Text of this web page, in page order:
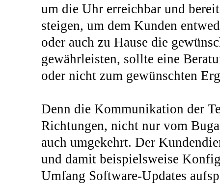
um die Uhr erreichbar und
steigen, um dem Kunden
oder auch zu Hause die
gewährleisten, sollte eine
oder nicht zum gewünschten
Denn die Kommunikation der
Richtungen, nicht nur vom
auch umgekehrt. Der
und damit beispielsweise
Umfang Software-Updates